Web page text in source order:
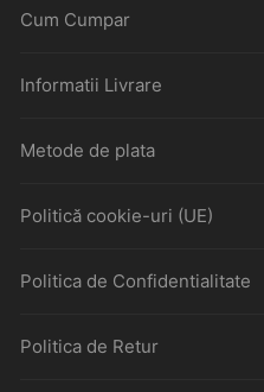
Cum Cumpar
Informatii Livrare
Metode de plata
Politică cookie-uri (UE)
Politica de Confidentialitate
Politica de Retur